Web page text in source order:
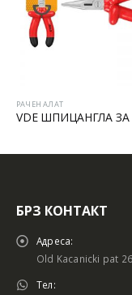
РАЧЕН АЛАТ
БРЗ КОНТАКТ
Адреса:
Old Kacanicki pat
Тел: